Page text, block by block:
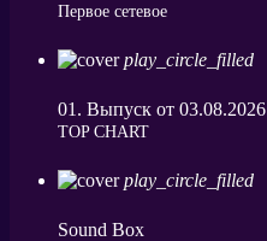
Первое сетевое
play_circle_filled
01. Выпуск от 03.08.2026
ТОP CHART
play_circle_filled
Sound Box